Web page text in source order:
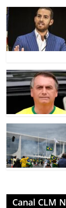
Canal CLM